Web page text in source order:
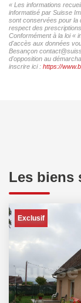
« Les informations
informatisé par Suisse
sont conservées pour la
respect des
Conformément à la loi «
d'accès aux données
Besançon
d'opposition au
inscrire ici : https://
Les biens
Exclusif